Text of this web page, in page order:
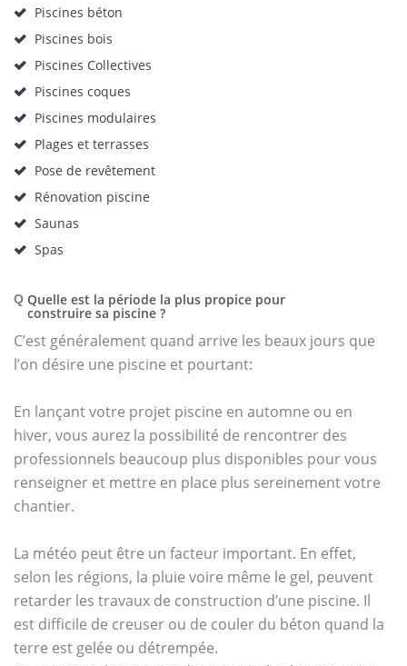
Piscines béton
Piscines bois
Piscines Collectives
Piscines coques
Piscines modulaires
Plages et terrasses
Pose de revêtement
Rénovation piscine
Saunas
Spas
Q Quelle est la période la plus propice pour
construire sa piscine ?
C’est généralement quand arrive les beaux jours que
l’on désire une piscine et pourtant:
En lançant votre projet piscine en automne ou en
hiver, vous aurez la possibilité de rencontrer des
professionnels beaucoup plus disponibles pour vous
renseigner et mettre en place plus sereinement votre
chantier.
La météo peut être un facteur important. En effet,
selon les régions, la pluie voire même le gel, peuvent
retarder les travaux de construction d’une piscine. Il
est difficile de creuser ou de couler du béton quand la
terre est gelée ou détrempée.